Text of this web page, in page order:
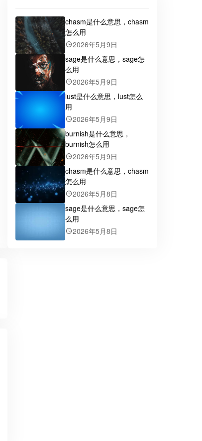
chasm是什么意思，chasm
怎么用
2026年5月9日
sage是什么意思，sage怎
么用
2026年5月9日
lust是什么意思，lust怎么
用
2026年5月9日
burnish是什么意思，
burnish怎么用
2026年5月9日
chasm是什么意思，chasm
怎么用
2026年5月8日
sage是什么意思，sage怎
么用
2026年5月8日